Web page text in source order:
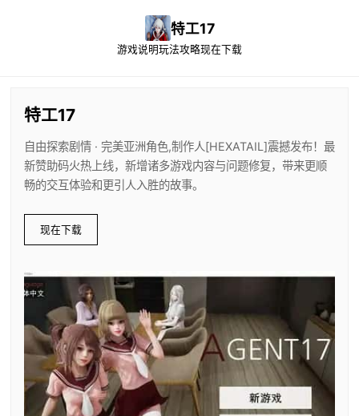
特工17
游戏说明玩法攻略现在下载
特工17
自由探索剧情 · 完美亚洲角色,制作人[HEXATAIL]震撼发布！最
新赞助码火热上线，新增诸多游戏内容与问题修复，带来更顺
畅的交互体验和更引人入胜的故事。
现在下载